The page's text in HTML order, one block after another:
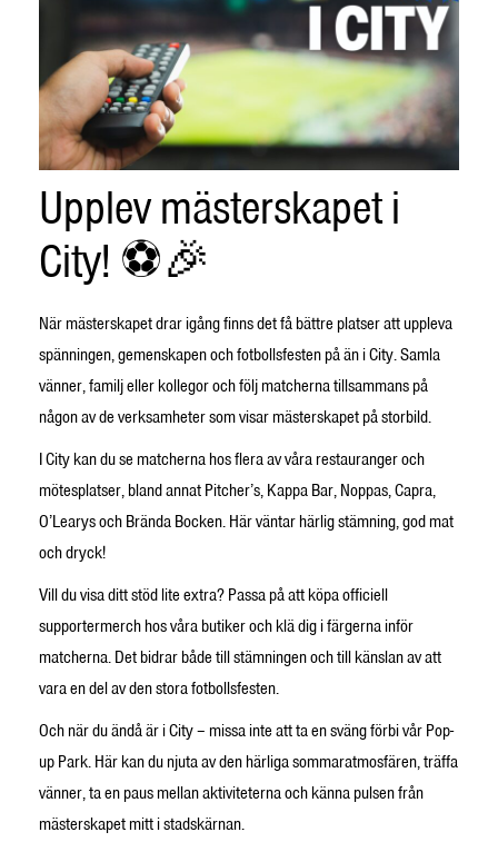
Upplev mästerskapet i
City! ⚽🎉
När mästerskapet drar igång finns det få bättre platser att uppleva
spänningen, gemenskapen och fotbollsfesten på än i City. Samla
vänner, familj eller kollegor och följ matcherna tillsammans på
någon av de verksamheter som visar mästerskapet på storbild.
I City kan du se matcherna hos flera av våra restauranger och
mötesplatser, bland annat Pitcher’s, Kappa Bar, Noppas, Capra,
O’Learys och Brända Bocken. Här väntar härlig stämning, god mat
och dryck!
Vill du visa ditt stöd lite extra? Passa på att köpa officiell
supportermerch hos våra butiker och klä dig i färgerna inför
matcherna. Det bidrar både till stämningen och till känslan av att
vara en del av den stora fotbollsfesten.
Och när du ändå är i City – missa inte att ta en sväng förbi vår Pop-
up Park. Här kan du njuta av den härliga sommaratmosfären, träffa
vänner, ta en paus mellan aktiviteterna och känna pulsen från
mästerskapet mitt i stadskärnan.